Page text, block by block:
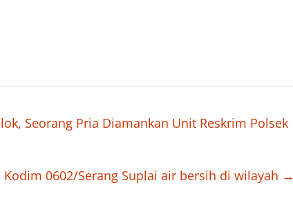
Seorang Pria Diamankan Unit Reskrim Polsek
0602/Serang Suplai air bersih di wilayah →